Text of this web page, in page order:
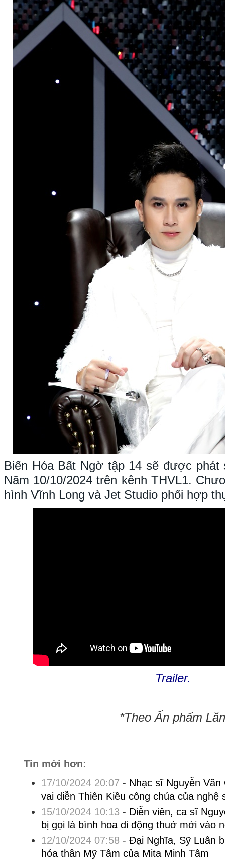
Biến Hóa Bất Ngờ tập 14 sẽ được phát
Năm 10/10/2024 trên kênh THVL1.
hình Vĩnh Long và Jet Studio phối hợp
Trailer.
*Theo Ấn phẩm
Tin mới hơn:
17/10/2024 20:07 - Nhạc sĩ Nguyễn Văn
vai diễn Thiên Kiều công chúa của nghệ
15/10/2024 10:13 - Diễn viên, ca sĩ
bị gọi là bình hoa di động thuở mới vào
12/10/2024 07:58 - Đại Nghĩa, Sỹ Luân
hóa thân Mỹ Tâm của Mita Minh Tâm